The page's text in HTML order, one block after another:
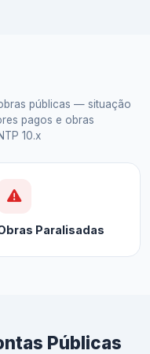
públicas — situação
pagos e obras
10.x
Paralisadas
Públicas